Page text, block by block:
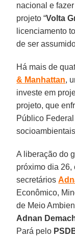
nacional e
projeto “Volta
licenciamento
de ser
Há mais de
& Manhattan,
investe em
projeto, que
Público
A liberação do
próximo dia 26,
secretários
Econômico,
de Meio
Adnan
Pará pelo